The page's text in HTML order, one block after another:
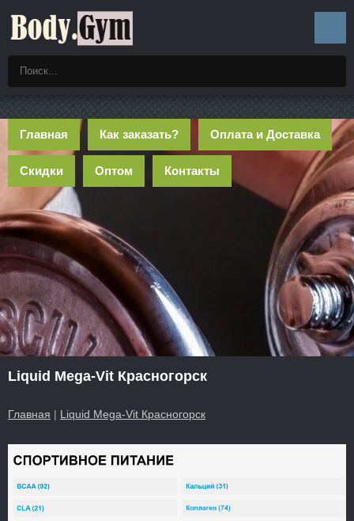
Главная Как заказать? Оплата и Доставка
Скидки Оптом Контакты
Liquid Mega-Vit Красногорск
Главная | Liquid Mega-Vit Красногорск